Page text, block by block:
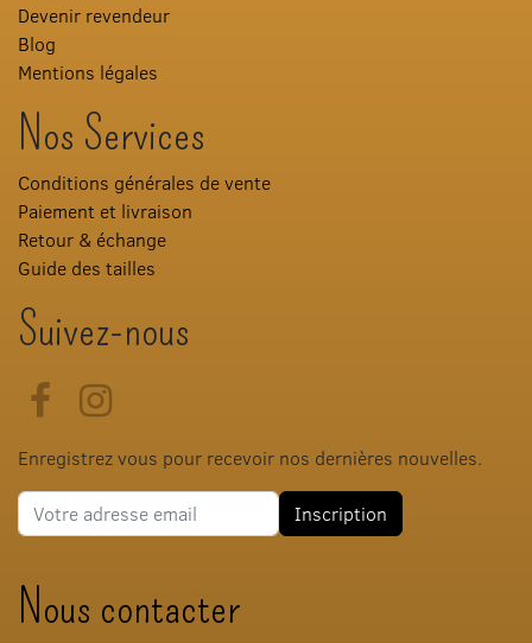
Devenir revendeur
Blog
Mentions légales
Nos Services
Conditions générales de vente
Paiement et livraison
Retour & échange
Guide des tailles
Suivez-nous
FacebookInstagram
Enregistrez vous pour recevoir nos dernières nouvelles.
Adresse e-mail
Inscription
Nous contacter